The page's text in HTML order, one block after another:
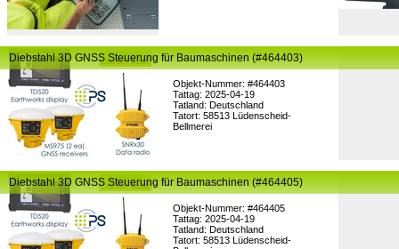
Objekt-Nummer: #464403
Tattag: 2025-04-19
Tatland: Deutschland
Tatort: 58513 Lüdenscheid-
Bellmerei
Diebstahl 3D GNSS Steuerung für Baumaschinen (#464403)
Objekt-Nummer: #464405
Tattag: 2025-04-19
Tatland: Deutschland
Tatort: 58513 Lüdenscheid-
Diebstahl 3D GNSS Steuerung für Baumaschinen (#464405)